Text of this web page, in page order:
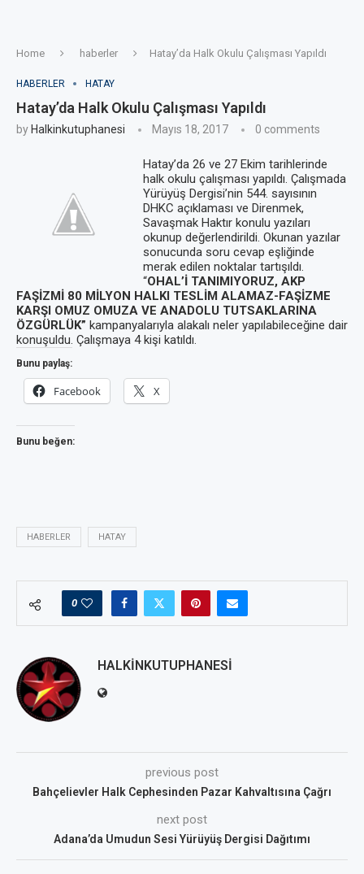
Home haberler Hatay’da Halk Okulu Çalışması Yapıldı
HABERLER HATAY
Hatay’da Halk Okulu Çalışması Yapıldı
by Halkinkutuphanesi Mayıs 18, 2017 0 comments
Hatay’da 26 ve 27 Ekim tarihlerinde
halk okulu çalışması yapıldı. Çalışmada
Yürüyüş Dergisi’nin 544. sayısının
DHKC açıklaması ve Direnmek,
Savaşmak Haktır konulu yazıları
okunup değerlendirildi. Okunan yazılar
sonucunda soru cevap eşliğinde
merak edilen noktalar tartışıldı.
“OHAL’İ TANIMIYORUZ, AKP
FAŞİZMİ 80 MİLYON HALKI TESLİM ALAMAZ-FAŞİZME
KARŞI OMUZ OMUZA VE ANADOLU TUTSAKLARINA
ÖZGÜRLÜK” kampanyalarıyla alakalı neler yapılabileceğine dair
konuşuldu. Çalışmaya 4 kişi katıldı.
Bunu paylaş:
Facebook X
Bunu beğen:
HABERLER HATAY
0
HALKINKUTUPHANESI
previous post
Bahçelievler Halk Cephesinden Pazar Kahvaltısına Çağrı
next post
Adana’da Umudun Sesi Yürüyüş Dergisi Dağıtımı